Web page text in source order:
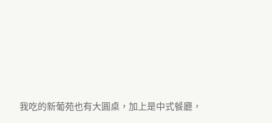
我吃的新葡苑也有大圓桌，加上是中式餐廳，